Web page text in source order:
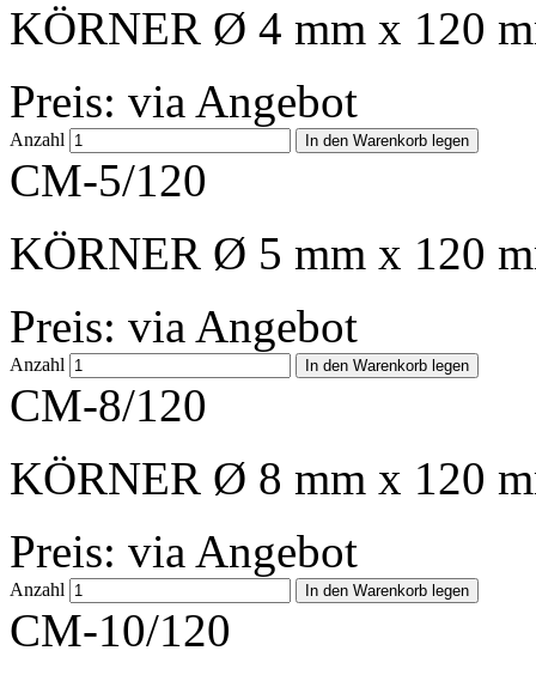
KÖRNER Ø 4 mm x 120
Preis: via Angebot
Anzahl
CM-5/120
KÖRNER Ø 5 mm x 120
Preis: via Angebot
Anzahl
CM-8/120
KÖRNER Ø 8 mm x 120
Preis: via Angebot
Anzahl
CM-10/120